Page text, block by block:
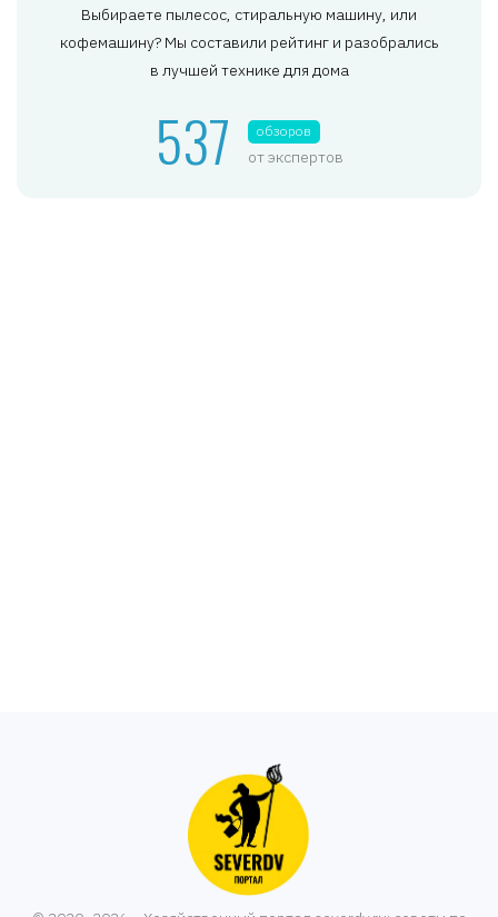
Выбираете пылесос, стиральную машину, или
кофемашину? Мы составили рейтинг и разобрались
в лучшей технике для дома
537 обзоров
от экспертов